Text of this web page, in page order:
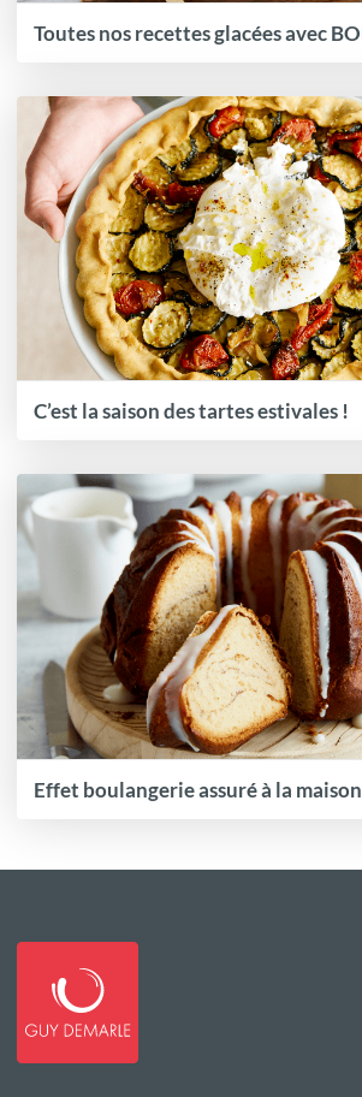
Toutes nos recettes glacées avec
C’est la saison des tartes estivales !
Effet boulangerie assuré à la maison